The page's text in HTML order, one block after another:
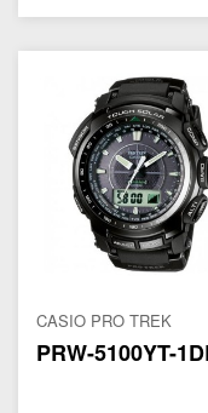
CASIO PRO TREK
PRW-5100YT-